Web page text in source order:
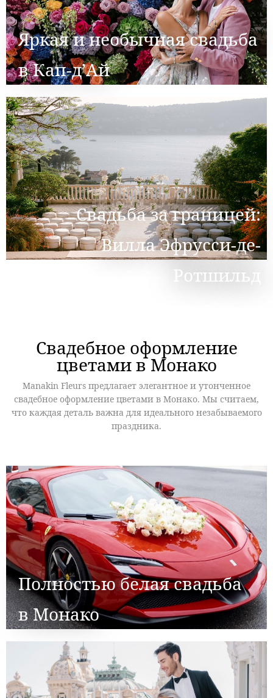
Яркая и необычная свадьба
в Кап-д’Ай
Свадьба за границей:
Вилла Эфрусси-де-
Ротшильд
Свадебное оформление
цветами в Монако
Manakin Fleurs предлагает элегантное и утонченное
свадебное оформление цветами в Монако. Мы считаем,
что каждая деталь важна для идеального незабываемого
праздника.
Полностью белая свадьба
в Монако